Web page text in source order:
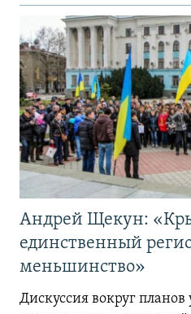
Андрей Щекун:
единственный
меньшинство»
Дискуссия вокруг планов